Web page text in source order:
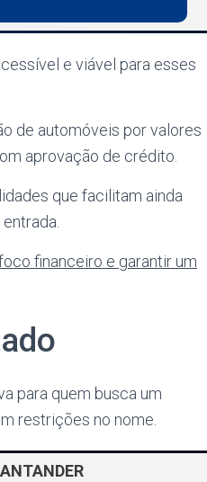
e viável para esses
de automóveis por valores
aprovação de crédito.
que facilitam ainda
financeiro e garantir um
para quem busca um
restrições no nome.